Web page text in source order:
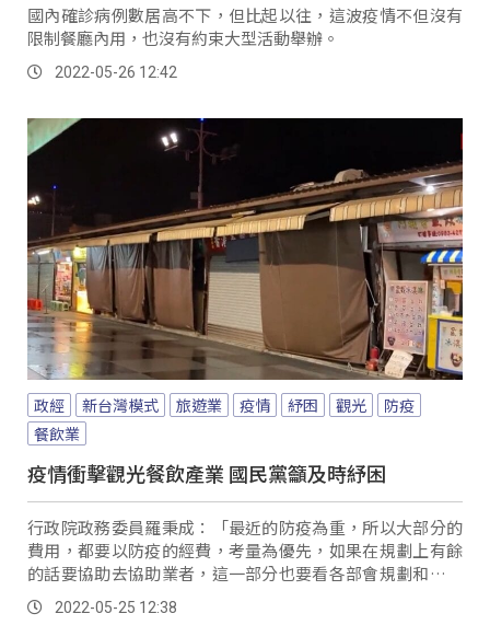
國內確診病例數居高不下，但比起以往，這波疫情不但沒有
限制餐廳內用，也沒有約束大型活動舉辦。
2022-05-26 12:42
政經 新台灣模式 旅遊業 疫情 紓困 觀光
防疫
餐飲業
疫情衝擊觀光餐飲產業 國民黨籲及時紓困
行政院政務委員羅秉成：「最近的防疫為重，所以大部分的
費用，都要以防疫的經費，考量為優先，如果在規劃上有餘
的話要協助去協助業者，這一部分也要看各部會規劃和評估
的情形。
2022-05-25 12:38